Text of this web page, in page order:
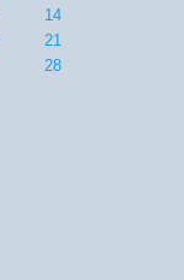
14
21
28